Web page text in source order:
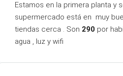
Estamos en la primera planta y
supermercado está en muy
tiendas cerca . Son 290 por
agua , luz y wifi